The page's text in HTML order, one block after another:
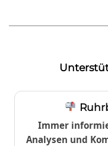
Immer
Analysen und